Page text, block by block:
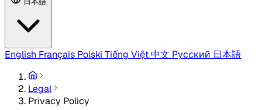
English Français Polski Tiếng Việt中文 Русский 日本語
Legal
Privacy Policy